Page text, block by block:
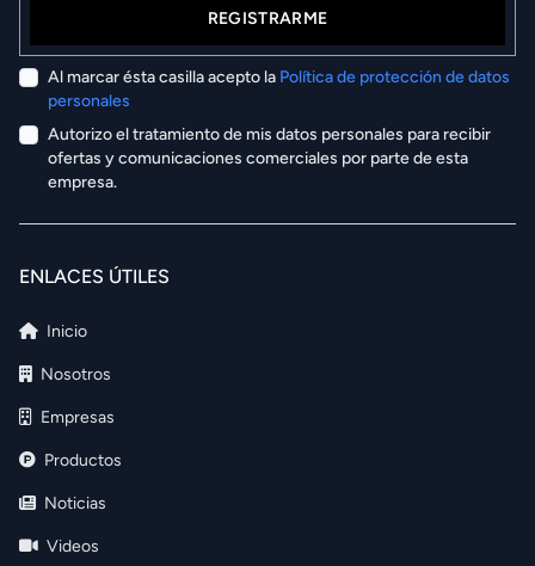
REGISTRARME
Al marcar ésta casilla acepto la Política de protección de datos
personales
Autorizo el tratamiento de mis datos personales para recibir
ofertas y comunicaciones comerciales por parte de esta
empresa.
ENLACES ÚTILES
Inicio
Nosotros
Empresas
Productos
Noticias
Videos